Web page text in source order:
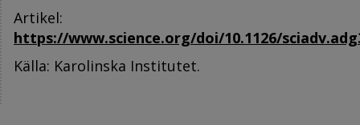
Artikel:
https://www.science.org/doi/10.1126/
Källa: Karolinska Institutet.